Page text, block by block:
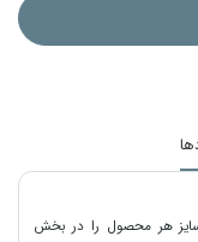
سایز هر محصول را در بخش